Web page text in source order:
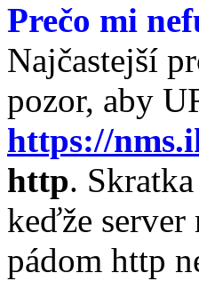
Prečo mi
Najčastejší
pozor, aby
https://
http.
keďže
pádom http